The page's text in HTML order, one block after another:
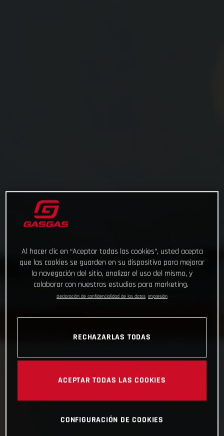
Al hacer clic en “Aceptar todas las cookies”, usted acepta
que las cookies se guarden en su dispositivo para mejorar
la navegación del sitio, analizar el uso del mismo, y
colaborar con nuestros estudios para marketing.
Declaración de confidencialidad de los datos Impresión
RECHAZARLAS TODAS
ACEPTAR TODAS LAS COOKIES
CONFIGURACIÓN DE COOKIES